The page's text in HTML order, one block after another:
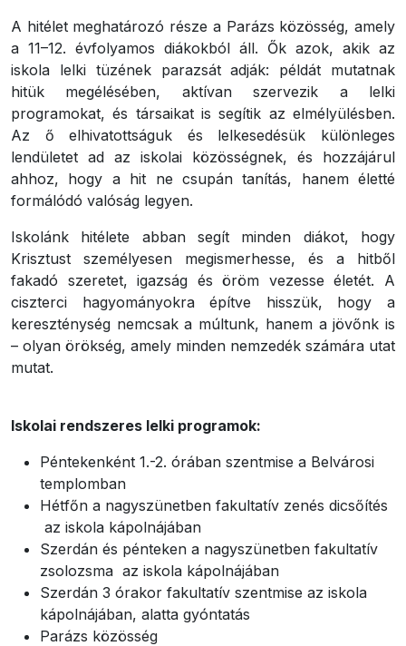
A hitélet meghatározó része a Parázs közösség, amely
a 11–12. évfolyamos diákokból áll. Ők azok, akik az
iskola lelki tüzének parazsát adják: példát mutatnak
hitük megélésében, aktívan szervezik a lelki
programokat, és társaikat is segítik az elmélyülésben.
Az ő elhivatottságuk és lelkesedésük különleges
lendületet ad az iskolai közösségnek, és hozzájárul
ahhoz, hogy a hit ne csupán tanítás, hanem életté
formálódó valóság legyen.
Iskolánk hitélete abban segít minden diákot, hogy
Krisztust személyesen megismerhesse, és a hitből
fakadó szeretet, igazság és öröm vezesse életét. A
ciszterci hagyományokra építve hisszük, hogy a
kereszténység nemcsak a múltunk, hanem a jövőnk is
– olyan örökség, amely minden nemzedék számára utat
mutat.
Iskolai rendszeres lelki programok:
Péntekenként 1.-2. órában szentmise a Belvárosi
templomban
Hétfőn a nagyszünetben fakultatív zenés dicsőítés
az iskola kápolnájában
Szerdán és pénteken a nagyszünetben fakultatív
zsolozsma az iskola kápolnájában
Szerdán 3 órakor fakultatív szentmise az iskola
kápolnájában, alatta gyóntatás
Parázs közösség